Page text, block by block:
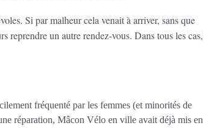
Si par malheur cela venait à arriver, sans que
reprendre un autre rendez-vous. Dans tous les cas,
fréquenté par les femmes (et minorités de
réparation, Mâcon Vélo en ville avait déjà mis en